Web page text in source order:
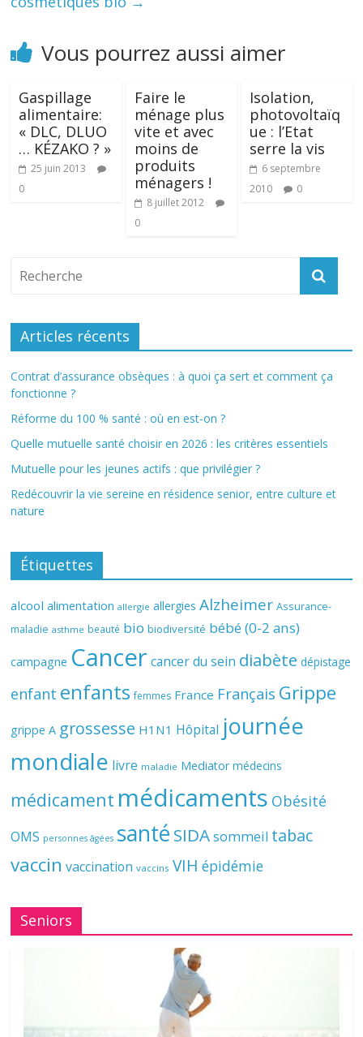
Vous pourrez aussi aimer
Gaspillage
alimentaire:
« DLC, DLUO
… KÉZAKO ? »
25 juin 2013
0
Faire le
ménage plus
vite et avec
moins de
produits
ménagers !
8 juillet 2012
0
Isolation,
photovoltaïq
ue : l’Etat
serre la vis
6 septembre
2010
0
Articles récents
Contrat d’assurance obsèques : à quoi ça sert et comment ça
fonctionne ?
Réforme du 100 % santé : où en est-on ?
Quelle mutuelle santé choisir en 2026 : les critères essentiels
Mutuelle pour les jeunes actifs : que privilégier ?
Redécouvrir la vie sereine en résidence senior, entre culture et
nature
Étiquettes
alcool alimentation allergie allergies Alzheimer Assurance-
maladie asthme beauté bio biodiversité bébé (0-2 ans)
campagne Cancer cancer du sein diabète dépistage
enfant enfants femmes France Français Grippe
grippe A grossesse H1N1 Hôpital journée
mondiale livre maladie Mediator médecins
médicament médicaments Obésité
OMS personnes âgées santé SIDAsommeil tabac
vaccin vaccination vaccins VIH épidémie
Seniors